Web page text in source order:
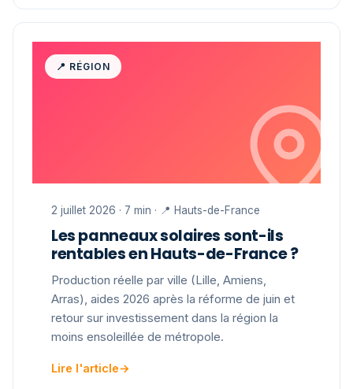
📍 RÉGION
2 juillet 2026 · 7 min · 📍 Hauts-de-France
Les panneaux solaires sont-ils
rentables en Hauts-de-France ?
Production réelle par ville (Lille, Amiens,
Arras), aides 2026 après la réforme de juin et
retour sur investissement dans la région la
moins ensoleillée de métropole.
Lire l'article→